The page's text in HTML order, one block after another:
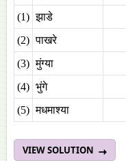
(1) झाडे
(2) पाखरे
(3) मुंग्या
(4) भुंगे
(5) मधमाश्या
VIEW SOLUTION